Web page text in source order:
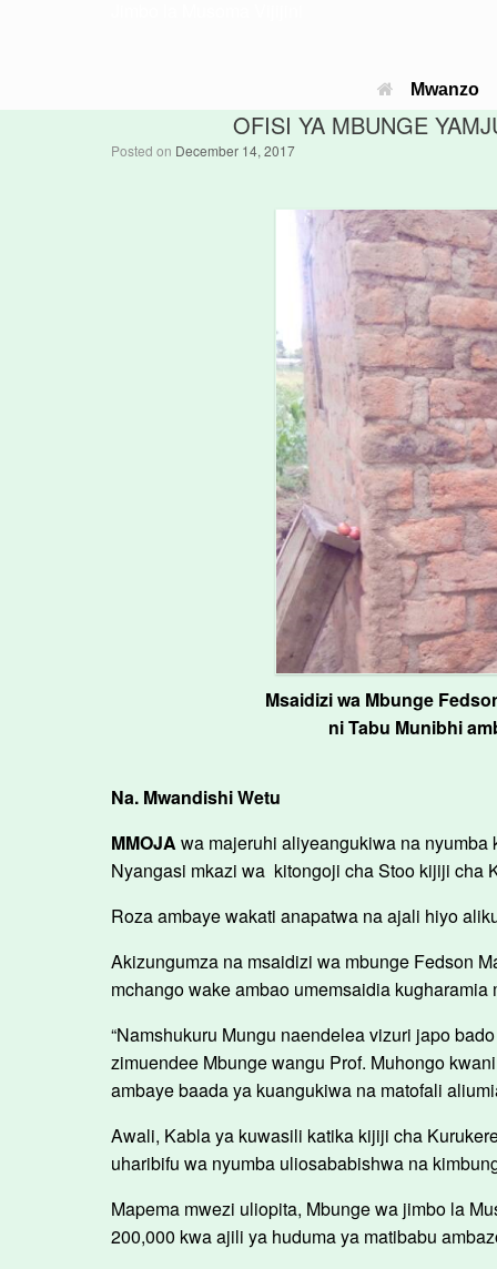
Mwanzo
OFISI YA MBUNGE
Posted on December 14, 2017
Msaidizi wa Mbunge
ni Tabu Munibhi
Na. Mwandishi Wetu
MMOJA wa majeruhi aliyeangukiwa na
Nyangasi mkazi wa kitongoji cha Stoo kijiji cha
Roza ambaye wakati anapatwa na ajali hiyo
Akizungumza na msaidizi wa mbunge Fedson
mchango wake ambao umemsaidia
“Namshukuru Mungu naendelea vizuri japo
zimuendee Mbunge wangu Prof. Muhongo
ambaye baada ya kuangukiwa na matofali
Awali, Kabla ya kuwasili katika kijiji cha
uharibifu wa nyumba uliosababishwa na
Mapema mwezi uliopita, Mbunge wa jimbo la
200,000 kwa ajili ya huduma ya matibabu